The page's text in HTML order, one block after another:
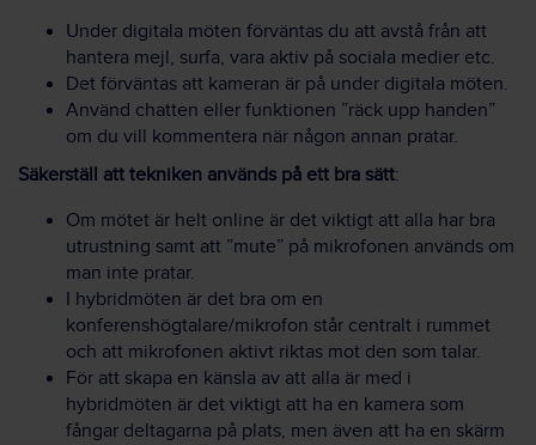
Under digitala möten förväntas du att avstå från att
hantera mejl, surfa, vara aktiv på sociala medier etc.
Det förväntas att kameran är på under digitala möten.
Använd chatten eller funktionen ”räck upp handen”
om du vill kommentera när någon annan pratar.
Säkerställ att tekniken används på ett bra sätt:
Om mötet är helt online är det viktigt att alla har bra
utrustning samt att ”mute” på mikrofonen används om
man inte pratar.
I hybridmöten är det bra om en
konferenshögtalare/mikrofon står centralt i rummet
och att mikrofonen aktivt riktas mot den som talar.
För att skapa en känsla av att alla är med i
hybridmöten är det viktigt att ha en kamera som
fångar deltagarna på plats, men även att ha en skärm